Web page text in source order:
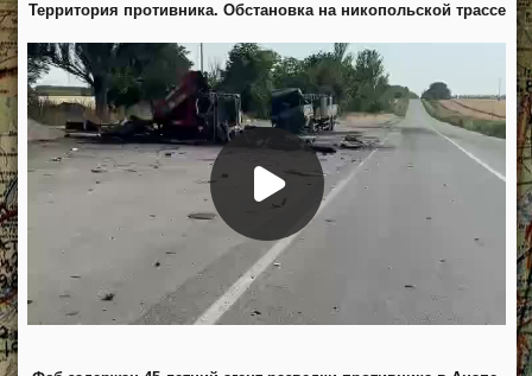
Территория противника. Обстановка на никопольской трассе